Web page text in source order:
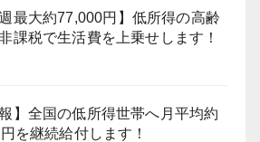
週最大約77,000円】低所得の高齢
課税で生活費を上乗せします！
報】全国の低所得世帯へ月平均約
を継続給付します！